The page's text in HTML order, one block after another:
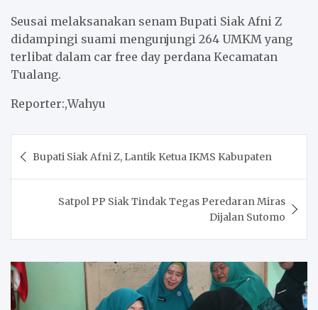
Seusai melaksanakan senam Bupati Siak Afni Z
didampingi suami mengunjungi 264 UMKM yang
terlibat dalam car free day perdana Kecamatan
Tualang.
Reporter:,Wahyu
navigation
Bupati Siak Afni Z, Lantik Ketua IKMS Kabupaten
Satpol PP Siak Tindak Tegas Peredaran Miras
Dijalan Sutomo